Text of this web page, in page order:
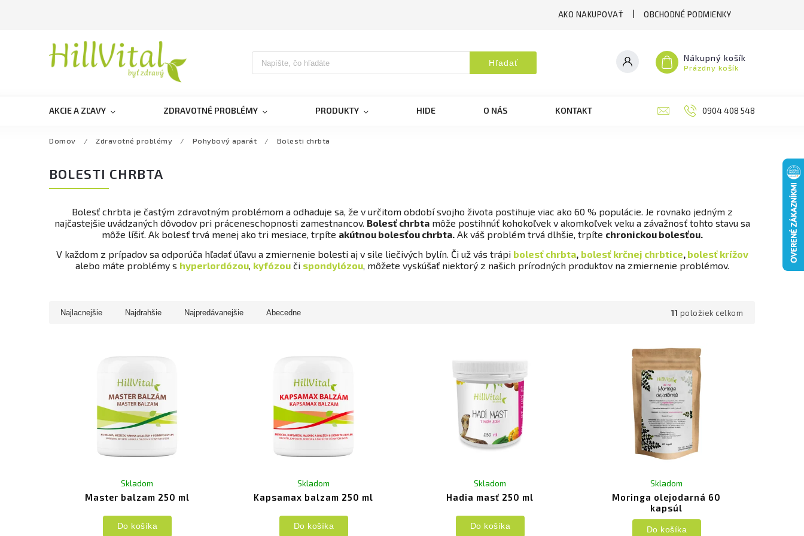
AKO NAKUPOVAŤ OBCHODNÉ PODMIENKY
Hľadať Nákupný košík
Prázdny košík
AKCIE A ZĽAVY ZDRAVOTNÉ PROBLÉMY PRODUKTY HIDE O NÁS KONTAKT RECENZIE BLOG
0904 408 548
Domov / Zdravotné problémy / Pohybový aparát / Bolesti chrbta
BOLESTI CHRBTA
Bolesť chrbta je častým zdravotným problémom a odhaduje sa, že v určitom období svojho života postihuje viac ako 60 % populácie. Je rovnako jedným z
najčastejšie uvádzaných dôvodov pri práceneschopnosti zamestnancov. Bolesť chrbtamôže postihnúť kohokoľvek v akomkoľvek veku a závažnosť tohto stavu sa
môže líšiť. Ak bolesť trvá menej ako tri mesiace, trpíte akútnou bolesťou chrbta.Ak váš problém trvá dlhšie, trpíte chronickou bolesťou.
V každom z prípadov sa odporúča hľadať úľavu a zmiernenie bolesti aj v sile liečivých bylín. Či už vás trápi bolesť chrbta, bolesť krčnej chrbtice,bolesť krížov
alebo máte problémy s hyperlordózou, kyfózouči spondylózou, môžete vyskúšať niektorý z našich prírodných produktov na zmiernenie problémov.
Najlacnejšie Najdrahšie Najpredávanejšie Abecedne 11 položiek celkom
Master balzam 250 ml
Skladom
Do košíka
Kapsamax balzam 250 ml
Skladom
Do košíka
Hadia masť 250 ml
Skladom
Do košíka
Moringa olejodarná 60
kapsúl
Skladom
Do košíka